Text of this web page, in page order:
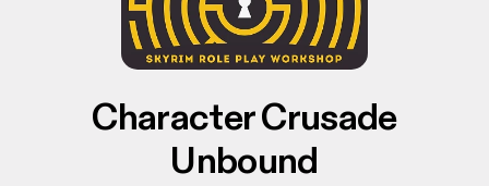
Character Crusade
Unbound